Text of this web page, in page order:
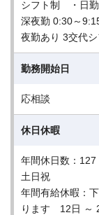
シフト制 ・日
深夜勤 0:30～
夜勤あり 3交代シ
勤務開始日
応相談
休日休暇
年間休日数：127
土日祝
年間有給休暇：
ります 12日 ～